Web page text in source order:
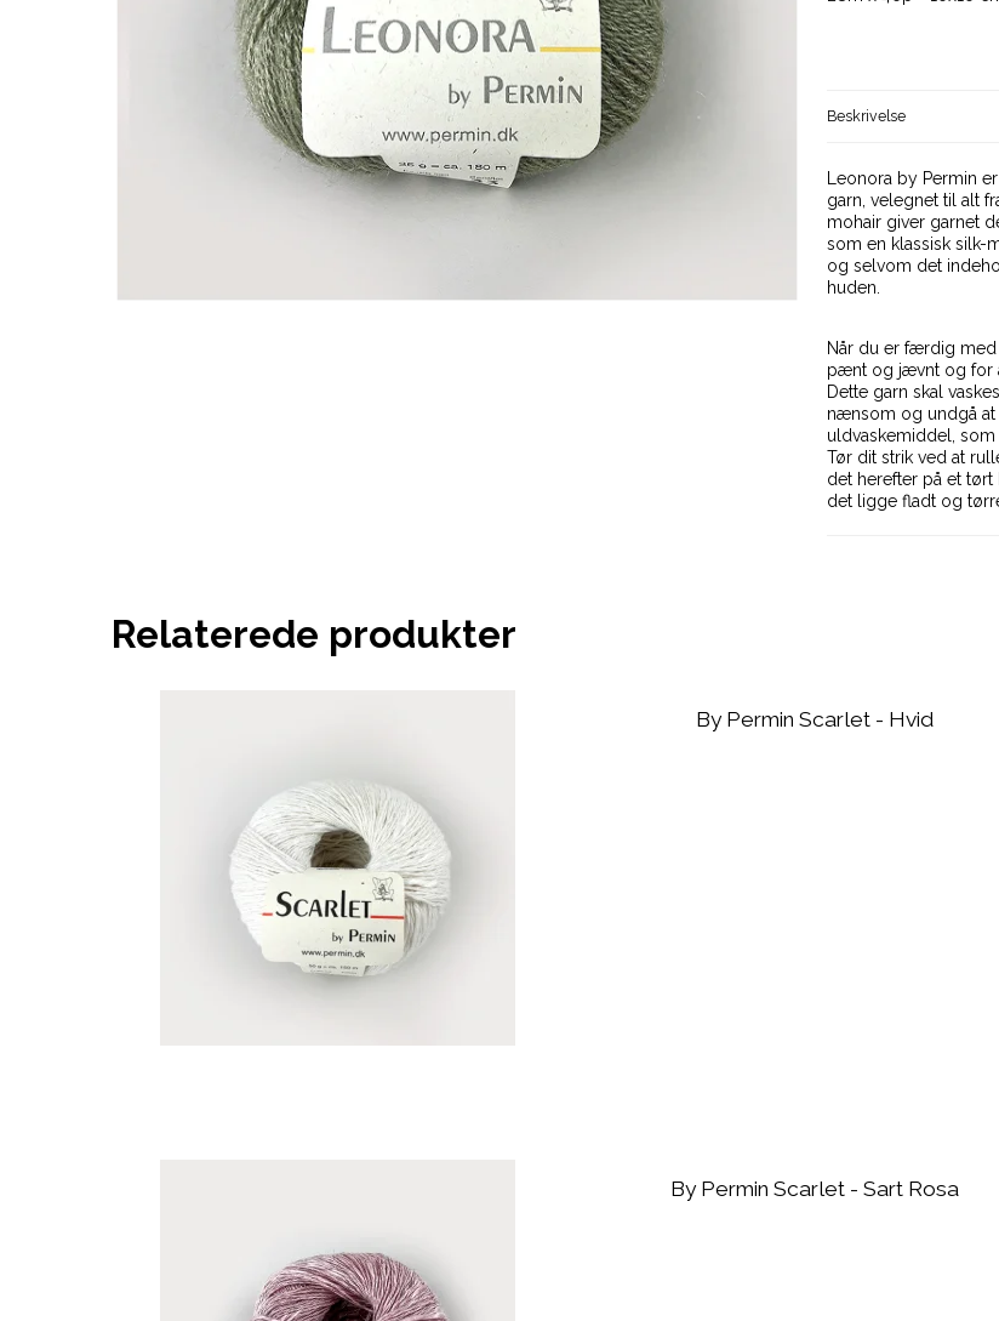
Beskrivelse
Leonora by Permin
garn, velegnet til alt
mohair giver garnet
som en klassisk silk-
og selvom det
huden.
Når du er færdig med
pænt og jævnt og for
Dette garn skal
nænsom og undgå
uldvaskemiddel,
Tør dit strik ved at
det herefter på et
det ligge fladt og
Relaterede produkter
By Permin Scarlet - Hvid
By Permin Scarlet - Sart Rosa